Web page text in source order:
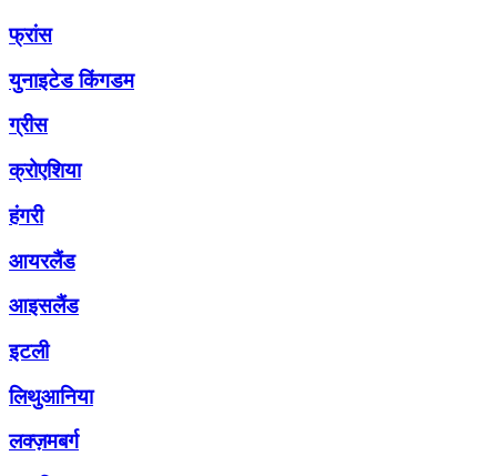
फ्रांस
युनाइटेड किंगडम
ग्रीस
क्रोएशिया
हंगरी
आयरलैंड
आइसलैंड
इटली
लिथुआनिया
लक्ज़मबर्ग